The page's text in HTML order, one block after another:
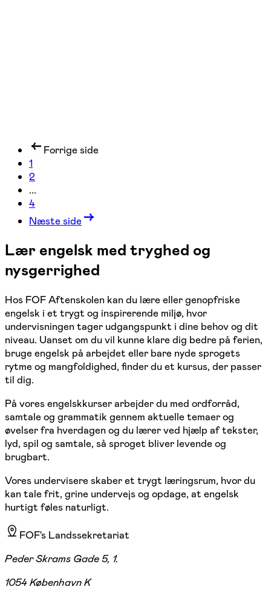
Forrige side
1
2
...
4
Næste side
Lær engelsk med tryghed og
nysgerrighed
Hos FOF Aftenskolen kan du lære eller genopfriske
engelsk i et trygt og inspirerende miljø, hvor
undervisningen tager udgangspunkt i dine behov og dit
niveau. Uanset om du vil kunne klare dig bedre på ferien,
bruge engelsk på arbejdet eller bare nyde sprogets
rytme og mangfoldighed, finder du et kursus, der passer
til dig.
På vores engelskkurser arbejder du med ordforråd,
samtale og grammatik gennem aktuelle temaer og
øvelser fra hverdagen og du lærer ved hjælp af tekster,
lyd, spil og samtale, så sproget bliver levende og
brugbart.
Vores undervisere skaber et trygt læringsrum, hvor du
kan tale frit, grine undervejs og opdage, at engelsk
hurtigt føles naturligt.
FOF's Landssekretariat
Peder Skrams Gade 5, 1.
1054 København K